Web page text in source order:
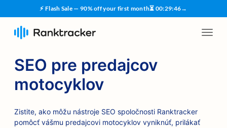
⚡ Flash Sale — 90% off your first month⏳ 00:29:45→
SEO pre predajcov
motocyklov
Zistite, ako môžu nástroje SEO spoločnosti Ranktracker
pomôcť vášmu predajcovi motocyklov vyniknúť, prilákať